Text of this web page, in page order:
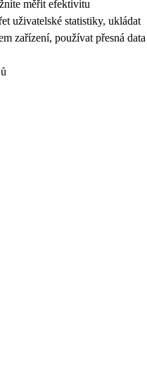
měřit efektivitu
uživatelské statistiky, ukládat
zařízení, používat přesná data